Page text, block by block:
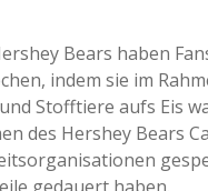
Bears haben
indem sie im
Stofftiere aufs Eis
des Hershey Bears
gedauert haben.